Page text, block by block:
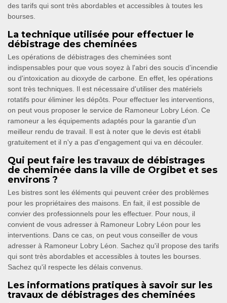
des tarifs qui sont très abordables et accessibles à toutes les
bourses.
La technique utilisée pour effectuer le
débistrage des cheminées
Les opérations de débistrages des cheminées sont
indispensables pour que vous soyez à l'abri des soucis d'incendie
ou d'intoxication au dioxyde de carbone. En effet, les opérations
sont très techniques. Il est nécessaire d'utiliser des matériels
rotatifs pour éliminer les dépôts. Pour effectuer les interventions,
on peut vous proposer le service de Ramoneur Lobry Léon. Ce
ramoneur a les équipements adaptés pour la garantie d'un
meilleur rendu de travail. Il est à noter que le devis est établi
gratuitement et il n'y a pas d'engagement qui va en découler.
Qui peut faire les travaux de débistrages
de cheminée dans la ville de Orgibet et ses
environs ?
Les bistres sont les éléments qui peuvent créer des problèmes
pour les propriétaires des maisons. En fait, il est possible de
convier des professionnels pour les effectuer. Pour nous, il
convient de vous adresser à Ramoneur Lobry Léon pour les
interventions. Dans ce cas, on peut vous conseiller de vous
adresser à Ramoneur Lobry Léon. Sachez qu'il propose des tarifs
qui sont très abordables et accessibles à toutes les bourses.
Sachez qu'il respecte les délais convenus.
Les informations pratiques à savoir sur les
travaux de débistrages des cheminées